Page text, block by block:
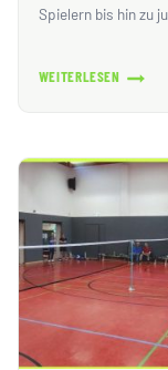
Spielern bis hin zu
WEITERLESEN
TT
-
TURNIER
2025